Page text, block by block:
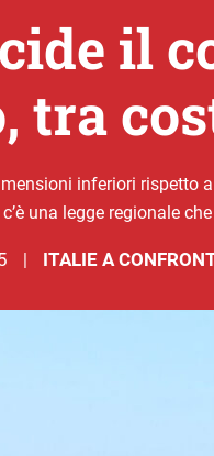
il
tra
inferiori rispetto
una legge regionale
| ITALIE A